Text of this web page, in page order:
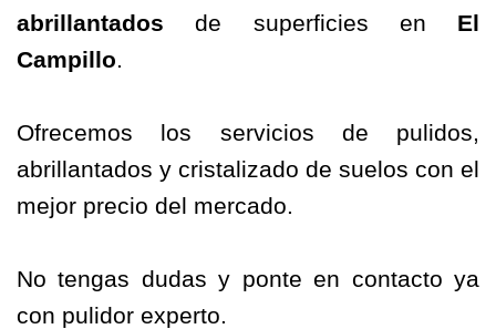
abrillantados de superficies en El
Campillo.
Ofrecemos los servicios de pulidos,
abrillantados y cristalizado de suelos con el
mejor precio del mercado.
No tengas dudas y ponte en contacto ya
con pulidor experto.